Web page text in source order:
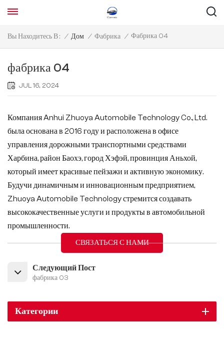
Вы Находитесь В : / Дом / Фабрика / Фабрика 04
фабрика 04
JUL 16, 2024
Компания Anhui Zhuoya Automobile Technology Co., Ltd.
была основана в 2016 году и расположена в офисе
управления дорожными транспортными средствами
Харбина, район Баохэ, город Хэфэй, провинция Аньхой,
который имеет красивые пейзажи и активную экономику.
Будучи динамичным и инновационным предприятием,
Zhuoya Automobile Technology стремится создавать
высококачественные услуги и продукты в автомобильной
промышленности.
СВЯЗАТЬСЯ С НАМИ
Следующий Пост
фабрика 03
Категории